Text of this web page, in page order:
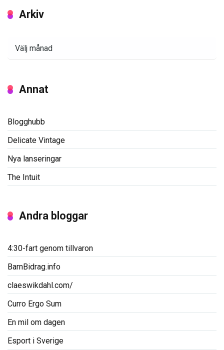
Arkiv
Annat
Blogghubb
Delicate Vintage
Nya lanseringar
The Intuit
Andra bloggar
4:30-fart genom tillvaron
BarnBidrag.info
claeswikdahl.com/
Curro Ergo Sum
En mil om dagen
Esport i Sverige